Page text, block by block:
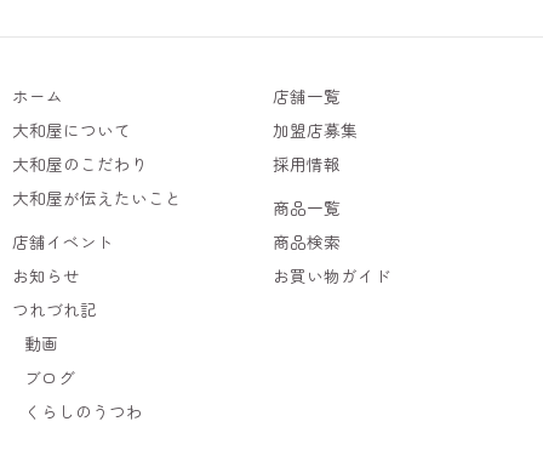
ホーム
大和屋について
大和屋のこだわり
大和屋が伝えたいこと
店舗イベント
お知らせ
つれづれ記
動画
ブログ
くらしのうつわ
店舗一覧
加盟店募集
採用情報
商品一覧
商品検索
お買い物ガイド